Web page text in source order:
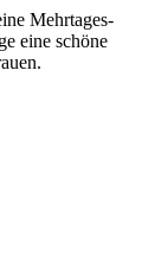
Mehrtages-
eine schöne